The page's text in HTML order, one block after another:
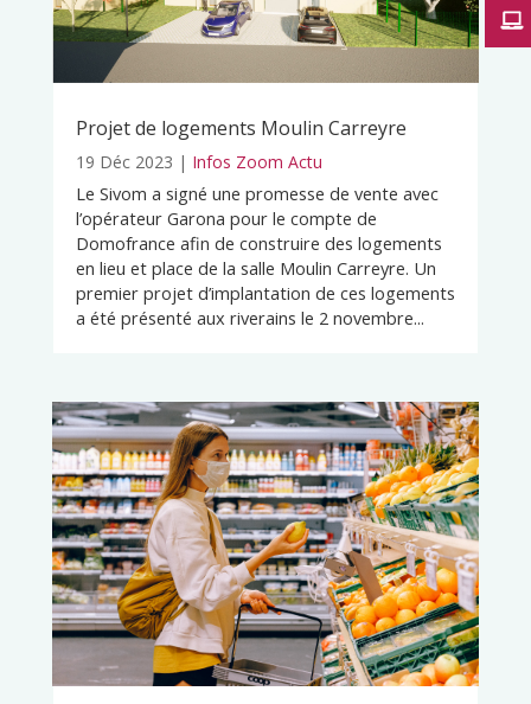
Projet de logements Moulin Carreyre
19 Déc 2023 | Infos Zoom Actu
Le Sivom a signé une promesse de vente avec
l’opérateur Garona pour le compte de
Domofrance afin de construire des logements
en lieu et place de la salle Moulin Carreyre. Un
premier projet d’implantation de ces logements
a été présenté aux riverains le 2 novembre...